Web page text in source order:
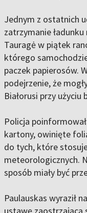
Jednym z ostatnich
zatrzymanie
Tauragė w piątek
którego
paczek papierosów.
podejrzenie, że
Białorusi przy użyciu
Policja
kartony, owinięte
do tych, które
meteorologicznych.
sposób miały być
Paulauskas wyraził